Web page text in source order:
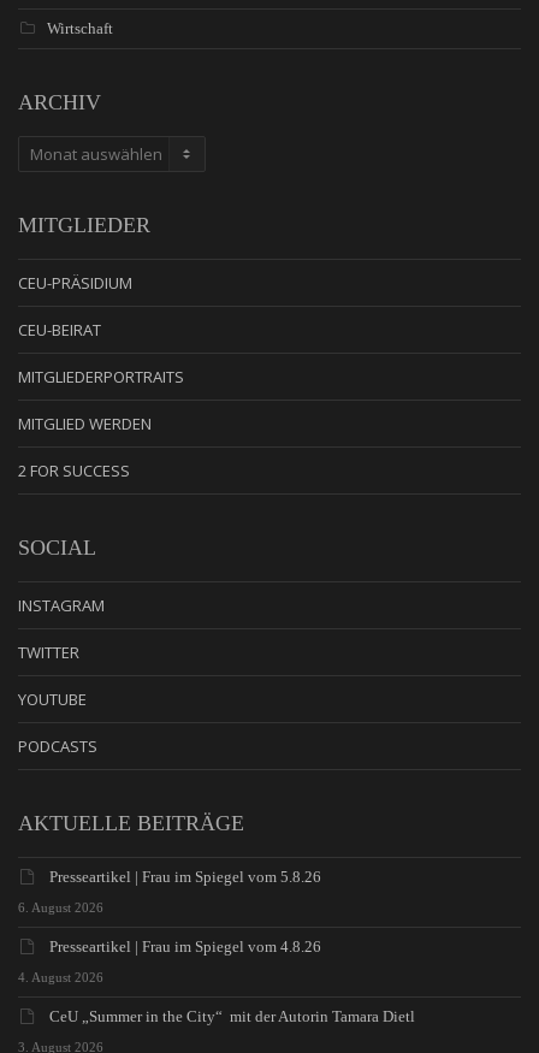
Wirtschaft
ARCHIV
ARCHIV
MITGLIEDER
CEU-PRÄSIDIUM
CEU-BEIRAT
MITGLIEDERPORTRAITS
MITGLIED WERDEN
2 FOR SUCCESS
SOCIAL
INSTAGRAM
TWITTER
YOUTUBE
PODCASTS
AKTUELLE BEITRÄGE
Presseartikel | Frau im Spiegel vom 5.8.26
6. August 2026
Presseartikel | Frau im Spiegel vom 4.8.26
4. August 2026
CeU „Summer in the City“ mit der Autorin Tamara Dietl
3. August 2026